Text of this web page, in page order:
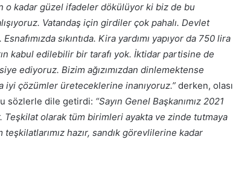
kadar güzel ifadeler dökülüyor ki biz de bu
Vatandaş için girdiler çok pahalı. Devlet
sıkıntıda. Kira yardımı yapıyor da 750 lira
kabul edilebilir bir tarafı yok. İktidar partisine de
ediyoruz. Bizim ağızımızdan dinlemektense
çözümler üreteceklerine inanıyoruz.” derken, olası
sözlerle dile getirdi: “Sayın Genel Başkanımız 2021
olarak tüm birimleri ayakta ve zinde tutmaya
hazır, sandık görevlilerine kadar